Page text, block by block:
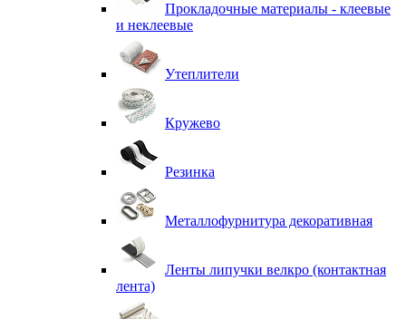
Прокладочные материалы - клеевые
и неклеевые
Утеплители
Кружево
Резинка
Металлофурнитура декоративная
Ленты липучки велкро (контактная
лента)